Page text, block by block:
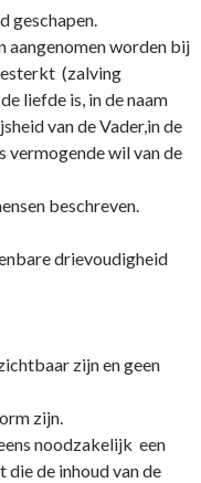
geschapen.
aangenomen worden bij
(zalving
liefde is, in de naam
van de Vader,in de
vermogende wil van de
beschreven.
drievoudigheid
zijn en geen
zijn.
noodzakelijk een
de inhoud van de